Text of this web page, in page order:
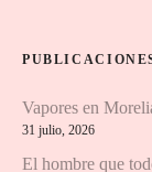
ó
:
Vapores en
31 julio, 2026
El hombre que